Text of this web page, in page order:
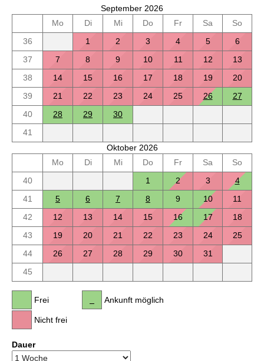
September 2026
Mo
Di Mi Do Fr Sa
So
36
1 2 3 4 5
6
37
7 8 9 10 11 12
13
38
14 15 16 17 18 19
20
39
21 22 23 24 25 26
27
40
28 29
30
41
Oktober 2026
Mo
Di Mi Do Fr Sa
So
40
1 2 3
4
41
5 6 7 8 9 10
11
42
12 13 14 15 16 17
18
43
19 20 21 22 23 24
25
44
26 27 28 29 30
31
45
Frei
Nicht frei
Ankunft möglich
Dauer